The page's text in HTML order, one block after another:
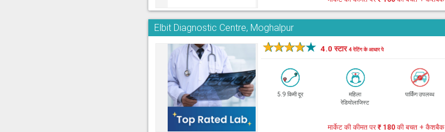
Elbit Diagnostic Centre, Moghalpur
★★★★★ 4.0 स्टार4 रेटिंग के आधार पे
5.9 किमी दूर
महिला
रेडियोलाजिस्ट
पार्किंग उपलब्ध
मार्केट की कीमत पर₹ 180 की बचत + कैशबैक